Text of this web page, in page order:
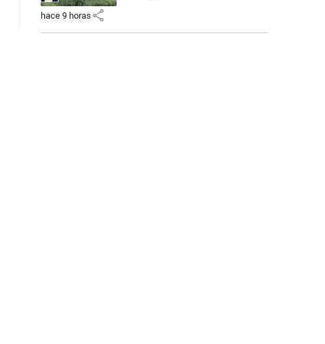
hace 9 horas share